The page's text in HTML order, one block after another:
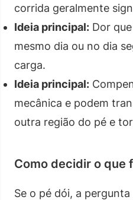
corrida geralmente
Ideia principal: Dor
mesmo dia ou no dia
carga.
Ideia principal:
mecânica e podem
outra região do pé e
Como decidir o que
Se o pé dói, a